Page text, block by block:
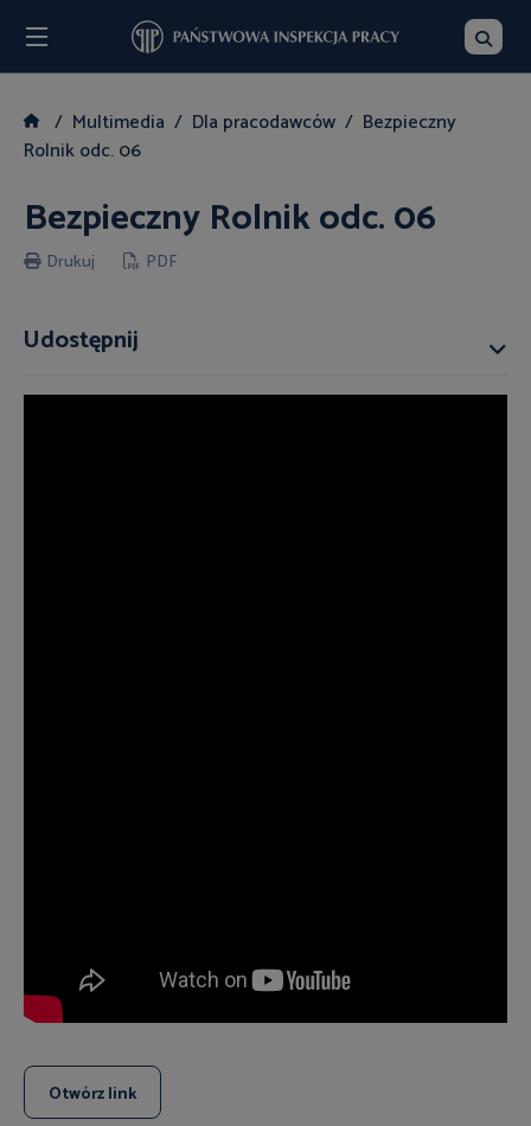
Multimedia Dla pracodawców
Bezpieczny
Rolnik odc. 06
Bezpieczny Rolnik odc. 06
Drukuj PDF
Otwórz link
Udostępnij
Szukaj